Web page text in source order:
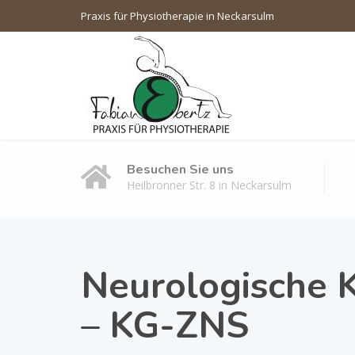
Praxis für Physiotherapie in Neckarsulm
Besuchen Sie uns
Heilbronner Str. 8 in Neckarsulm
Neurologische
– KG-ZNS